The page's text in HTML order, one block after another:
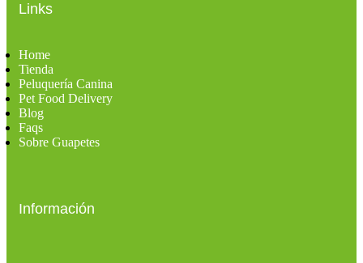
Links
Home
Tienda
Peluquería Canina
Pet Food Delivery
Blog
Faqs
Sobre Guapetes
Información